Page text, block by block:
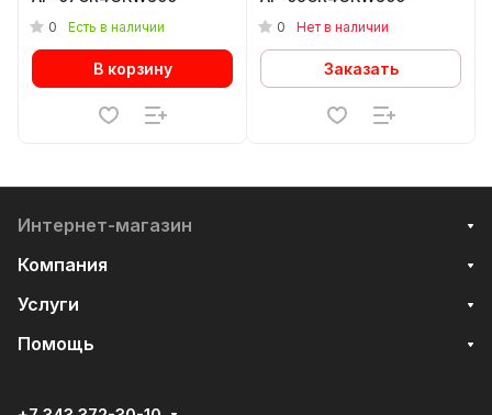
0 Есть в наличии
В корзину
0 Нет в наличии
Заказать
Интернет-магазин
Компания
Услуги
Помощь